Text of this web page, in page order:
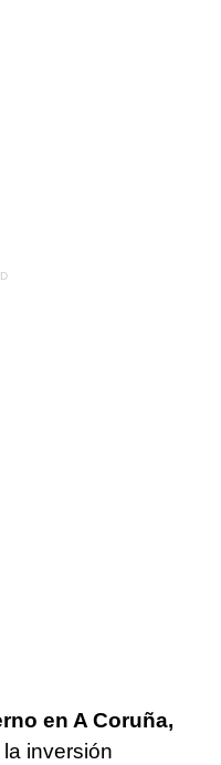
en A Coruña,
inversión